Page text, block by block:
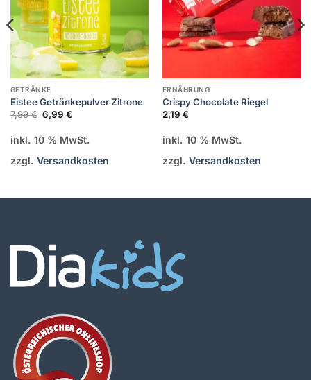
GETRÄNKE
Eistee Getränkepulver Zitrone
7,99€ Ursprünglicher
Preis
7,99 €
6,99 €Aktueller
6,99 €.
inkl. 10 % MwSt.
zzgl. Versandkosten
ERNÄHRUNG
Crispy Chocolate Riegel
2,19 €
inkl. 10 % MwSt.
zzgl. Versandkosten